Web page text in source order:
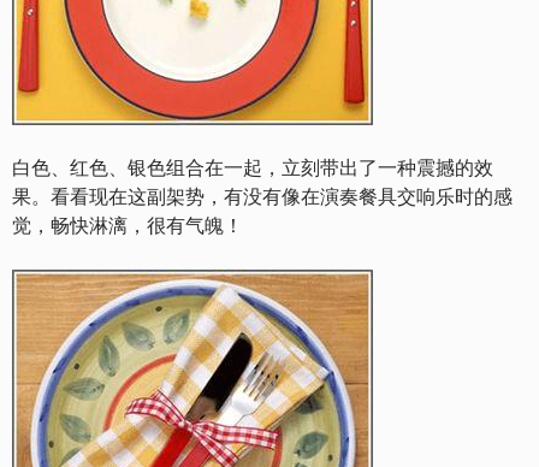
白色、红色、银色组合在一起，立刻带出了一种震撼的效
果。看看现在这副架势，有没有像在演奏餐具交响乐时的感
觉，畅快淋漓，很有气魄！